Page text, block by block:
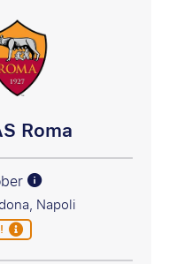
Roma
Napoli